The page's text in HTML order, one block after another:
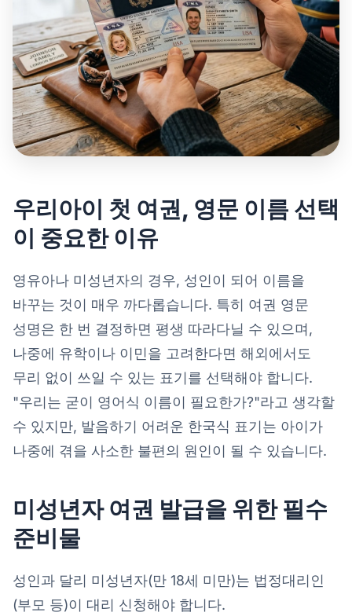
우리아이 첫 여권, 영문 이름 선택
이 중요한 이유
영유아나 미성년자의 경우, 성인이 되어 이름을
바꾸는 것이 매우 까다롭습니다. 특히 여권 영문
성명은 한 번 결정하면 평생 따라다닐 수 있으며,
나중에 유학이나 이민을 고려한다면 해외에서도
무리 없이 쓰일 수 있는 표기를 선택해야 합니다.
"우리는 굳이 영어식 이름이 필요한가?"라고 생각할
수 있지만, 발음하기 어려운 한국식 표기는 아이가
나중에 겪을 사소한 불편의 원인이 될 수 있습니다.
미성년자 여권 발급을 위한 필수
준비물
성인과 달리 미성년자(만 18세 미만)는 법정대리인
(부모 등)이 대리 신청해야 합니다.